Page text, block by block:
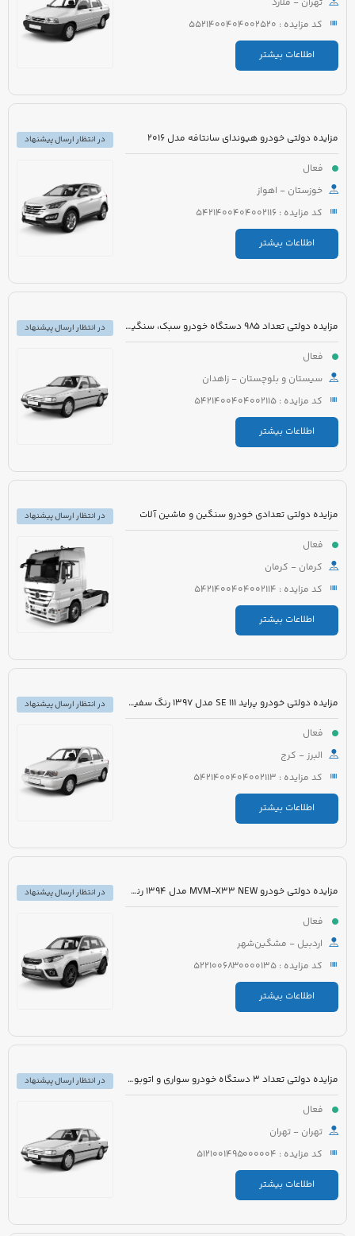
کد مزایده : 5521400404002520
اطلاعات بیشتر
مزایده دولتی خودرو هیوندای سانتافه مدل 2016
فعال
خوزستان - اهواز
کد مزایده : 5421400404002116
اطلاعات بیشتر
در انتظار ارسال پیشنهاد
مزایده دولتی تعداد 985 دستگاه خودرو سبک، سنگین و موتورسیکلت
فعال
سیستان و بلوچستان - زاهدان
کد مزایده : 5421400404002115
اطلاعات بیشتر
در انتظار ارسال پیشنهاد
مزایده دولتی تعدادی خودرو سنگین و ماشین آلات
فعال
کرمان - کرمان
کد مزایده : 5421400404002114
اطلاعات بیشتر
در انتظار ارسال پیشنهاد
مزایده دولتی خودرو پراید 111 SE مدل 1397 رنگ سفید روغنی
فعال
البرز - کرج
کد مزایده : 5421400404002113
اطلاعات بیشتر
در انتظار ارسال پیشنهاد
مزایده دولتی خودرو MVM-X33 NEW مدل 1394 رنگ سفید
فعال
اردبیل - مشگین‌شهر
کد مزایده : 5221006830000135
اطلاعات بیشتر
در انتظار ارسال پیشنهاد
مزایده دولتی تعداد 3 دستگاه خودرو سواری و اتوبوس
فعال
تهران - تهران
کد مزایده : 5121001495000004
اطلاعات بیشتر
در انتظار ارسال پیشنهاد